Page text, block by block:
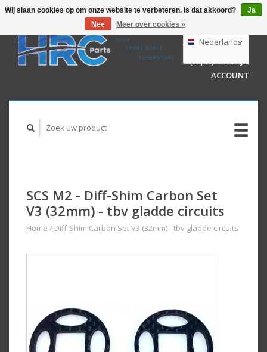
GBP
AUD
Nederlands
Deutsch
English
WINKELWAGEN
(€0,00)
MIJN
ACCOUNT
SCS M2 - Diff-Shim Carbon Set
V3 (32mm) - tbv gladde circuits
Home / Diff-Shim Carbon Set V3 (32mm) - tbv gladde circuits
Wij slaan cookies op om onze website te verbeteren. Is dat akkoord?
Ja
Nee
Meer over cookies »